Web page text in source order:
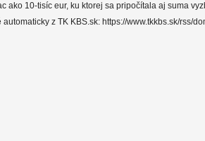
ako 10-tisíc eur, ku ktorej sa pripočítala aj suma
automaticky z TK KBS.sk: https://www.tkkbs.sk/rss/